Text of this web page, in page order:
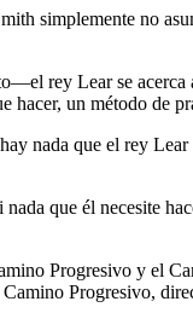
simplemente no
rey Lear se acerca
un método de
que el rey
que él necesite
Progresivo y el
Progresivo,